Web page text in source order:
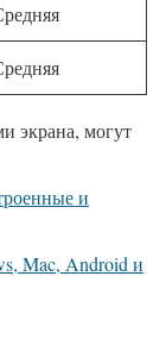
экрана, могут
и
Mac, Android и